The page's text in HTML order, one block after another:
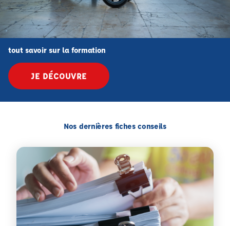
tout savoir sur la formation
JE DÉCOUVRE
Nos dernières fiches conseils